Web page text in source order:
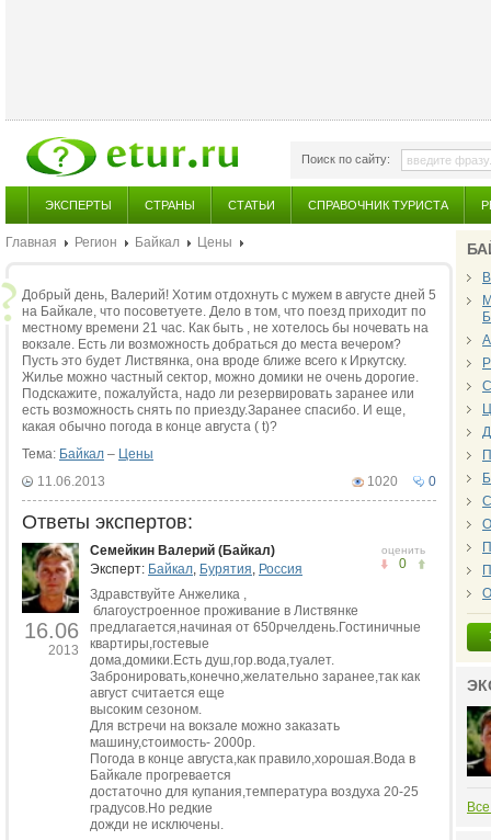
Поиск по сайту:
ЭКСПЕРТЫ СТРАНЫ СТАТЬИ СПРАВОЧНИК ТУРИСТА
Главная Регион Байкал Цены
Добрый день, Валерий! Хотим отдохнуть с мужем в августе дней 5
на Байкале, что посоветуете. Дело в том, что поезд приходит по
местному времени 21 час. Как быть , не хотелось бы ночевать на
вокзале. Есть ли возможность добраться до места вечером?
Пусть это будет Листвянка, она вроде ближе всего к Иркутску.
Жилье можно частный сектор, можно домики не очень дорогие.
Подскажите, пожалуйста, надо ли резервировать заранее или
есть возможность снять по приезду.Заранее спасибо. И еще,
какая обычно погода в конце августа ( t)?
Тема: Байкал – Цены
0
1020
11.06.2013
Ответы экспертов:
16.06
2013
оценить
0
Семейкин Валерий (Байкал)
Эксперт: Байкал, Бурятия, Россия
Здравствуйте Анжелика ,
благоустроенное проживание в Листвянке
предлагается,начиная от 650рчелдень.Гостиничные
квартиры,гостевые
дома,домики.Есть душ,гор.вода,туалет.
Забронировать,конечно,желательно заранее,так как
август считается еще
высоким сезоном.
Для встречи на вокзале можно заказать
машину,стоимость- 2000р.
Погода в конце августа,как правило,хорошая.Вода в
Байкале прогревается
достаточно для купания,температура воздуха 20-25
градусов.Но редкие
дожди не исключены.